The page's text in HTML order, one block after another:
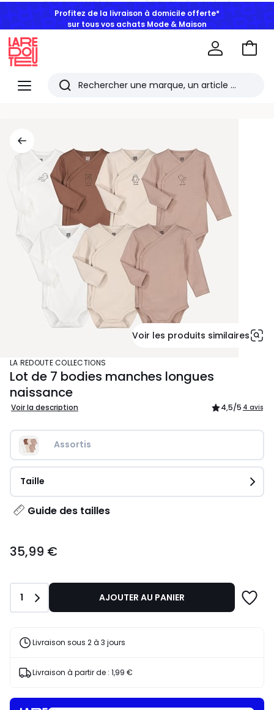
Profitez de la livraison à domicile offerte*
sur tous vos achats Mode & Maison
Menu
Redoute
Rechercher
articles
consultés
Aller
Voir les produits similaires
LA REDOUTE COLLECTIONS
Lot de 7 bodies manches longues
naissance
Voir la description 4,5/5 4 avis
Assortis
Taille
Guide des tailles
€.
35,99 €
Quantité
1 AJOUTER AU PANIER
Livraison sous 2 à 3 jours
Livraison à partir de : 1,99 €